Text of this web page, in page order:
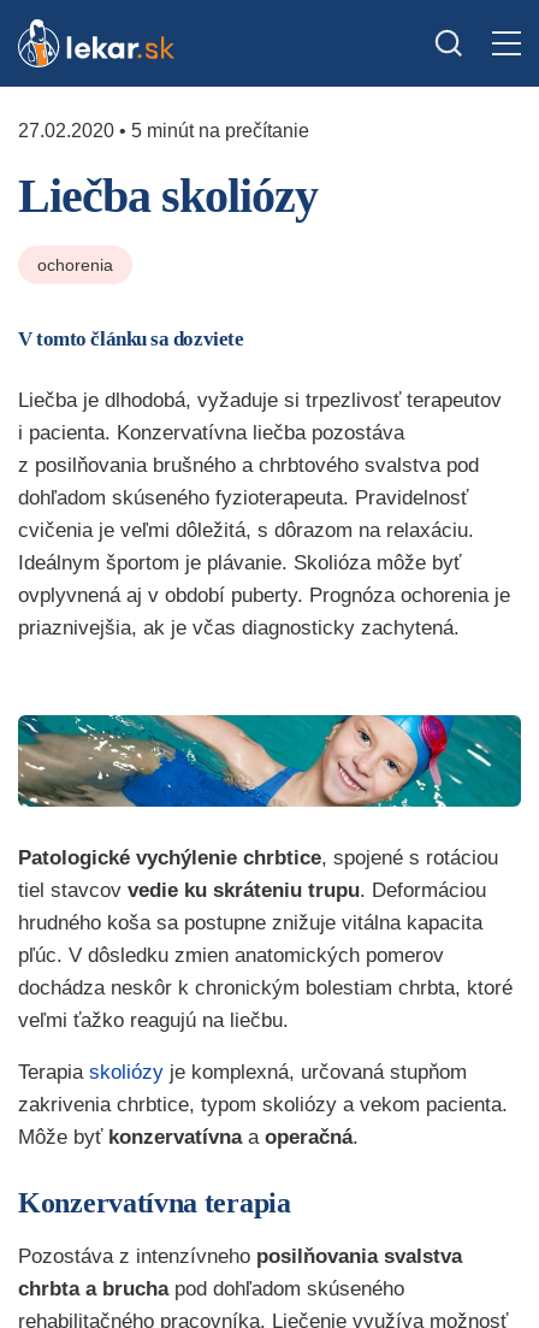
27.02.2020 • 5 minút na prečítanie
Liečba skoliózy
ochorenia
V tomto článku sa dozviete
Liečba je dlhodobá, vyžaduje si trpezlivosť terapeutov
i pacienta. Konzervatívna liečba pozostáva
z posilňovania brušného a chrbtového svalstva pod
dohľadom skúseného fyzioterapeuta. Pravidelnosť
cvičenia je veľmi dôležitá, s dôrazom na relaxáciu.
Ideálnym športom je plávanie. Skolióza môže byť
ovplyvnená aj v období puberty. Prognóza ochorenia je
priaznivejšia, ak je včas diagnosticky zachytená.
Patologické vychýlenie chrbtice, spojené s rotáciou
tiel stavcov vedie ku skráteniu trupu. Deformáciou
hrudného koša sa postupne znižuje vitálna kapacita
pľúc. V dôsledku zmien anatomických pomerov
dochádza neskôr k chronickým bolestiam chrbta, ktoré
veľmi ťažko reagujú na liečbu.
Terapia skoliózy je komplexná, určovaná stupňom
zakrivenia chrbtice, typom skoliózy a vekom pacienta.
Môže byť konzervatívnaa operačná.
Konzervatívna terapia
Pozostáva z intenzívneho posilňovania svalstva
chrbta a bruchapod dohľadom skúseného
rehabilitačného pracovníka. Liečenie využíva možnosť